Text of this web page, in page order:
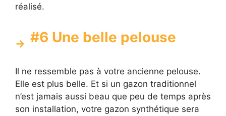
réalisé.
#6 Une belle pelouse
Il ne ressemble pas à votre ancienne pelouse.
Elle est plus belle. Et si un gazon traditionnel
n’est jamais aussi beau que peu de temps après
son installation, votre gazon synthétique sera